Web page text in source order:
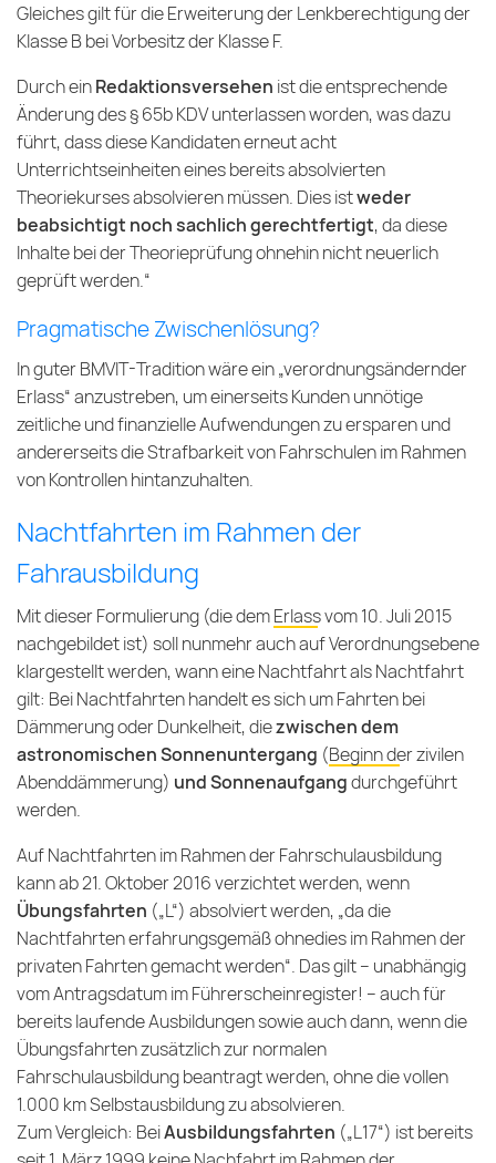
Gleiches gilt für die Erweiterung der Lenkberechtigung der
Klasse B bei Vorbesitz der Klasse F.
Durch einRedaktionsversehen ist die entsprechende
Änderung des § 65b KDV unterlassen worden, was dazu
führt, dass diese Kandidaten erneut acht
Unterrichtseinheiten eines bereits absolvierten
Theoriekurses absolvieren müssen. Dies istweder
beabsichtigt noch sachlich gerechtfertigt, da diese
Inhalte bei der Theorieprüfung ohnehin nicht neuerlich
geprüft werden.“
Pragmatische Zwischenlösung?
In guter BMVIT-Tradition wäre ein „verordnungsändernder
Erlass“ anzustreben, um einerseits Kunden unnötige
zeitliche und finanzielle Aufwendungen zu ersparen und
andererseits die Strafbarkeit von Fahrschulen im Rahmen
von Kontrollen hintanzuhalten.
Nachtfahrten im Rahmen der
Fahrausbildung
Mit dieser Formulierung (die demErlass vom 10. Juli 2015
nachgebildet ist) soll nunmehr auch auf Verordnungsebene
klargestellt werden, wann eine Nachtfahrt als Nachtfahrt
gilt: Bei Nachtfahrten handelt es sich um Fahrten bei
Dämmerung oder Dunkelheit, diezwischen dem
astronomischen Sonnenuntergang (Beginn der zivilen
Abenddämmerung) und Sonnenaufgangdurchgeführt
werden.
Auf Nachtfahrten im Rahmen der Fahrschulausbildung
kann ab 21. Oktober 2016 verzichtet werden, wenn
Übungsfahrten („L“) absolviert werden, „da die
Nachtfahrten erfahrungsgemäß ohnedies im Rahmen der
privaten Fahrten gemacht werden“. Das gilt – unabhängig
vom Antragsdatum im Führerscheinregister! – auch für
bereits laufende Ausbildungen sowie auch dann, wenn die
Übungsfahrten zusätzlich zur normalen
Fahrschulausbildung beantragt werden, ohne die vollen
1.000 km Selbstausbildung zu absolvieren.
Zum Vergleich: BeiAusbildungsfahrten („L17“) ist bereits